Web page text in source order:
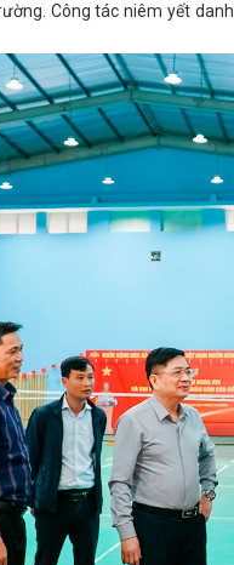
Công tác niêm yết